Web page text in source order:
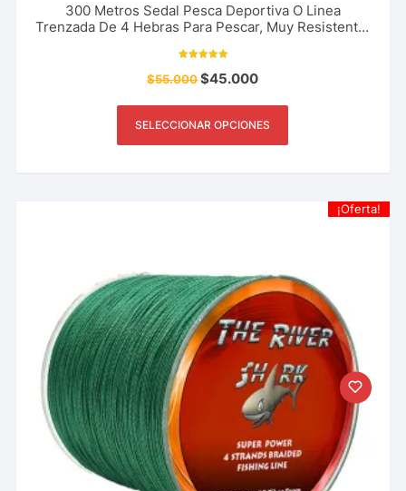
300 Metros Sedal Pesca Deportiva O Linea
Trenzada De 4 Hebras Para Pescar, Muy Resistente.
5.00
de 5
$55.000$45.000
SELECCIONAR OPCIONES
¡Oferta!